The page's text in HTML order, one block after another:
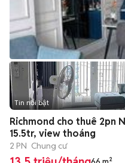
Tin nổi bật
Richmond cho thuê 2pn
15.5tr, view thoáng
2 PN Chung cư